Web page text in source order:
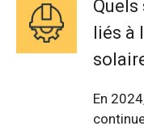
liés
En